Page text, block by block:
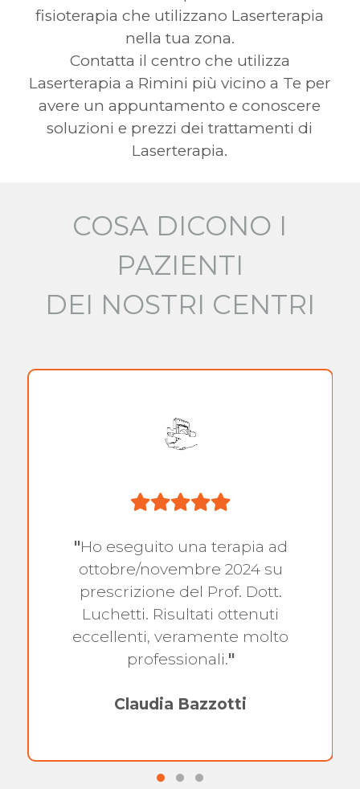
fisioterapia che utilizzano Laserterapia
nella tua zona.
Contatta il centro che utilizza
Laserterapia a Rimini più vicino a Te per
avere un appuntamento e conoscere
soluzioni e prezzi dei trattamenti di
Laserterapia.
COSA DICONO I
PAZIENTI
DEI NOSTRI CENTRI
"Ho eseguito una terapia ad
ottobre/novembre 2024 su
prescrizione del Prof. Dott.
Luchetti. Risultati ottenuti
eccellenti, veramente molto
professionali."
Claudia Bazzotti